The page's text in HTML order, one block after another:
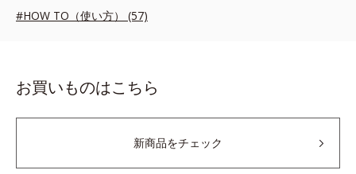
#HOW TO（使い方） (57)
お買いものはこちら
新商品をチェック